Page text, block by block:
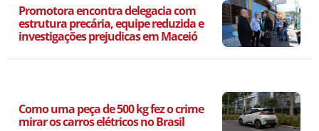
Promotora encontra delegacia com
estrutura precária, equipe reduzida e
investigações prejudicas em Maceió
Como uma peça de 500 kg fez o crime
mirar os carros elétricos no Brasil